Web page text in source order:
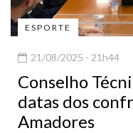
ESPORTE
21/08/2025 - 21h44
Conselho
datas dos
Amadores